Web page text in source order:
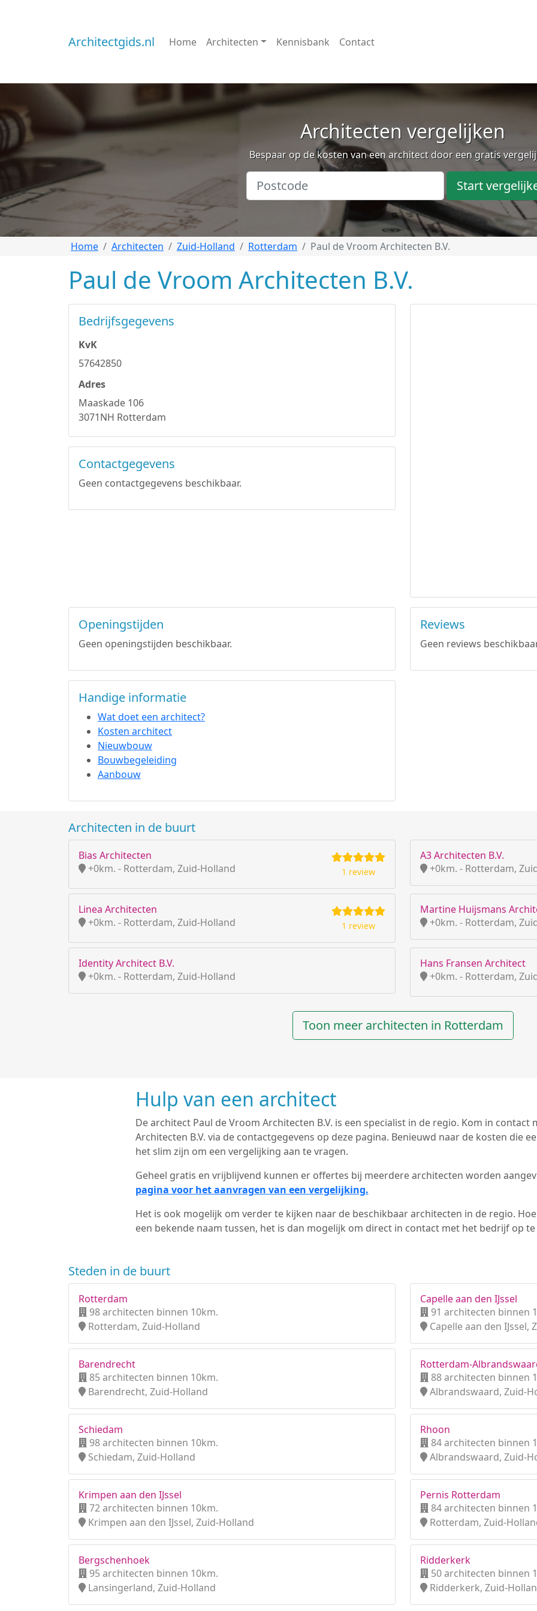
Architectgids.nl Home Architecten Kennisbank Contact
Architecten vergelijken
Bespaar op de kosten van een architect door een gratis
Start
Home Architecten Zuid-Holland Rotterdam Paul de Vroom Architecten B.V.
Paul de Vroom Architecten B.V.
Bedrijfsgegevens
KvK
57642850
Adres
Maaskade 106
3071NH Rotterdam
Contactgegevens
Geen contactgegevens beschikbaar.
Openingstijden
Geen openingstijden beschikbaar.
Handige informatie
Wat doet een architect?
Kosten architect
Nieuwbouw
Bouwbegeleiding
Aanbouw
Reviews
Geen reviews
Architecten in de buurt
Bias Architecten
+0km. - Rotterdam, Zuid-Holland
1 review
A3 Architecten B.V.
+0km. - Rotterdam,
Linea Architecten
+0km. - Rotterdam, Zuid-Holland
1 review
Martine Huijsmans
+0km. - Rotterdam,
Identity Architect B.V.
+0km. - Rotterdam, Zuid-Holland
Hans Fransen Architect
+0km. - Rotterdam,
Toon meer architecten in Rotterdam
Hulp van een architect
De architect Paul de Vroom Architecten B.V. is een specialist in de regio. Kom in contact
Architecten B.V. via de contactgegevens op deze pagina. Benieuwd naar de kosten die
het slim zijn om een vergelijking aan te vragen.
Geheel gratis en vrijblijvend kunnen er offertes bij meerdere architecten worden
pagina voor het aanvragen van een vergelijking.
Het is ook mogelijk om verder te kijken naar de beschikbaar architecten in de regio.
een bekende naam tussen, het is dan mogelijk om direct in contact met het bedrijf op
Steden in de buurt
Rotterdam
98 architecten binnen 10km.
Rotterdam, Zuid-Holland
Capelle aan den IJssel
91 architecten binnen
Capelle aan den IJssel,
Barendrecht
85 architecten binnen 10km.
Barendrecht, Zuid-Holland
Rotterdam-
88 architecten binnen
Albrandswaard, Zuid-
Schiedam
98 architecten binnen 10km.
Schiedam, Zuid-Holland
Rhoon
84 architecten binnen
Albrandswaard, Zuid-
Krimpen aan den IJssel
72 architecten binnen 10km.
Krimpen aan den IJssel, Zuid-Holland
Pernis Rotterdam
84 architecten binnen
Rotterdam, Zuid-
Bergschenhoek
95 architecten binnen 10km.
Lansingerland, Zuid-Holland
Ridderkerk
50 architecten binnen
Ridderkerk, Zuid-